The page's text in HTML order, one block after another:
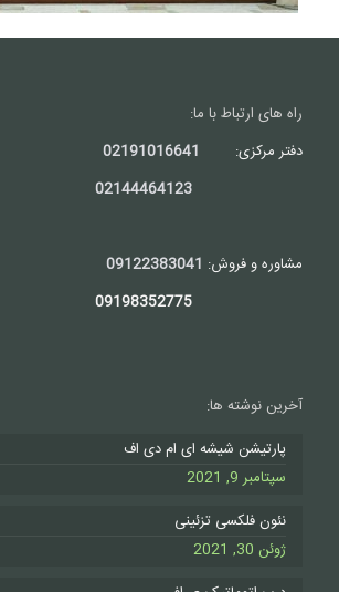
راه های ارتباط با ما:
دفتر مرکزی: 02191016641
02144464123
مشاوره و فروش: 09122383041
آخرین نوشته ها:
پارتیشن شیشه ای ام دی اف
سپتامبر 9, 2021
نئون فلکسی تزئینی
ژوئن 30, 2021